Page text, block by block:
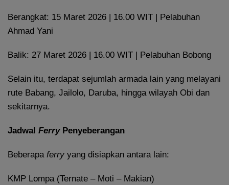
Berangkat: 15 Maret 2026 | 16.00 WIT | Pelabuhan
Ahmad Yani
Balik: 27 Maret 2026 | 16.00 WIT | Pelabuhan Bobong
Selain itu, terdapat sejumlah armada lain yang melayani
rute Babang, Jailolo, Daruba, hingga wilayah Obi dan
sekitarnya.
Jadwal FerryPenyeberangan
Beberapa ferry yang disiapkan antara lain:
KMP Lompa (Ternate – Moti – Makian)